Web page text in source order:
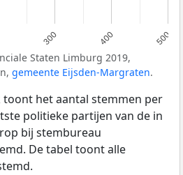
300 400 500
Staten Limburg 2019,
gemeente Eijsden-Margraten.
toont het aantal stemmen per
politieke partijen van de in
bij stembureau
De tabel toont alle